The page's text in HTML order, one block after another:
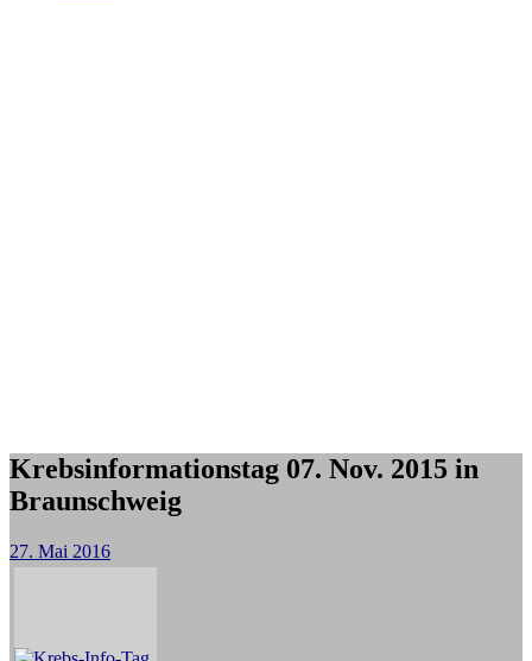
Krebsinformationstag 07. Nov. 2015 in
Braunschweig
27. Mai 2016